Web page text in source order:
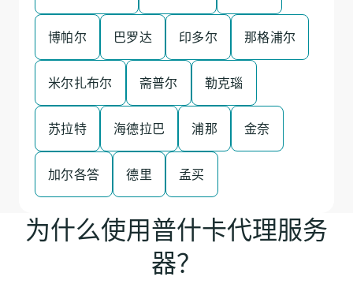
博帕尔 巴罗达 印多尔 那格浦尔
米尔扎布尔 斋普尔 勒克瑙
苏拉特 海德拉巴 浦那 金奈
加尔各答 德里 孟买
为什么使用普什卡代理服务
器？